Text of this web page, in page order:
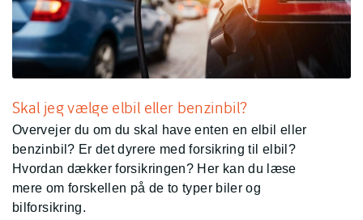
Skal jeg vælge elbil eller benzinbil?
Overvejer du om du skal have enten en elbil eller
benzinbil? Er det dyrere med forsikring til elbil?
Hvordan dækker forsikringen? Her kan du læse
mere om forskellen på de to typer biler og
bilforsikring.